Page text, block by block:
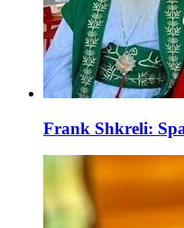
Frank Shkreli: